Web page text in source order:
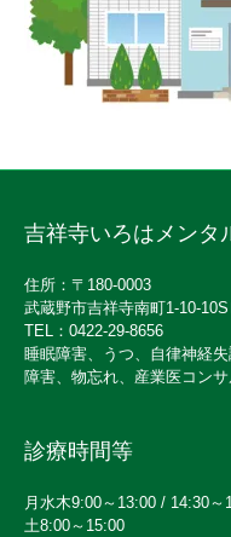
吉祥寺いろはメンタ
住所：〒180-0003
武蔵野市吉祥寺南町1-10-
TEL：0422-29-8656
睡眠障害、うつ、自律神経
障害、物忘れ、産業医コンサ
診療時間等
月水木9:00～13:00 / 14:30～
土8:00～15:00